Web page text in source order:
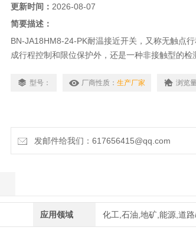
更新时间： 2026-08-07
简要描述：
BN-JA18HM8-24-PK耐温接近开关，又称无触点
成行程控制和限位保护外，还是一种非接触型的检
加工程序的自动衔接等。特点有工作可靠、寿命长
型号： 厂商性质： 生产厂家 浏览
发邮件给我们：617656415@qq.com
应用领域 化工,石油,地矿,能源,道